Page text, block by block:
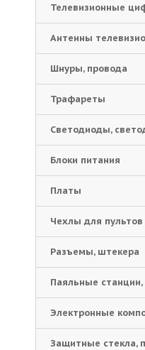
Телевизионные
Антенны
Шнуры, провода
Трафареты
Светодиоды,
Блоки питания
Платы
Чехлы для пультов
Разъемы, штекера
Паяльные станции,
Электронные
Защитные стекла,